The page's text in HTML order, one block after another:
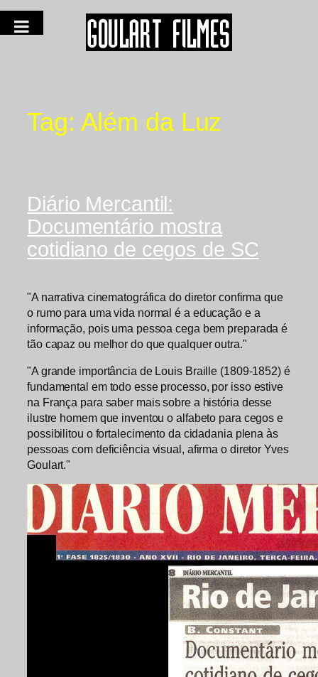
Tag: Além da Luz
Diário Mercantil:
Documentário mostra
cotidiano de cegos de SC
"A narrativa cinematográfica do diretor confirma que
o rumo para uma vida normal é a educação e a
informação, pois uma pessoa cega bem preparada é
tão capaz ou melhor do que qualquer outra."
"A grande importância de Louis Braille (1809-1852) é
fundamental em todo esse processo, por isso estive
na França para saber mais sobre a história desse
ilustre homem que inventou o alfabeto para cegos e
possibilitou o fortalecimento da cidadania plena às
pessoas com deficiência visual, afirma o diretor Yves
Goulart."